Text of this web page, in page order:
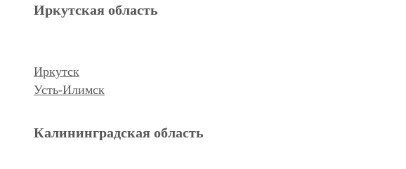
Курган
Иркутская область
Иркутск
Усть-Илимск
Калининградская область